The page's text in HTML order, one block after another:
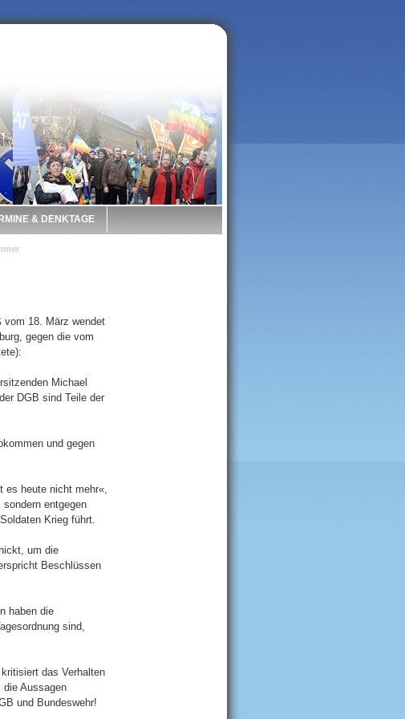
& DENKTAGE
vom 18. März wendet
gegen die vom
Michael
DGB sind Teile der
und gegen
heute nicht mehr«,
entgegen
Krieg führt.
um die
Beschlüssen
haben die
sind,
das Verhalten
Aussagen
und Bundeswehr!